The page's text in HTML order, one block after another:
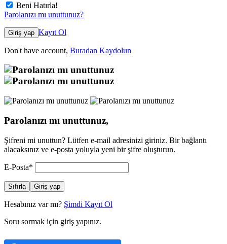
Beni Hatırla!
Parolanızı mı unuttunuz?
Giriş yap Kayıt Ol
Don't have account, Buradan Kaydolun
Parolanızı mı unuttunuz,
Şifreni mi unuttun? Lütfen e-mail adresinizi giriniz. Bir bağlantı
alacaksınız ve e-posta yoluyla yeni bir şifre oluşturun.
E-Posta*
Sıfırla Giriş yap
Hesabınız var mı? Şimdi Kayıt Ol
Soru sormak için giriş yapınız.